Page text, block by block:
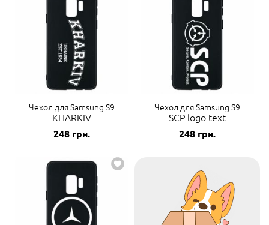
Чехол для Samsung S9
KHARKIV
248 грн.
Чехол для Samsung S9
SCP logo text
248 грн.